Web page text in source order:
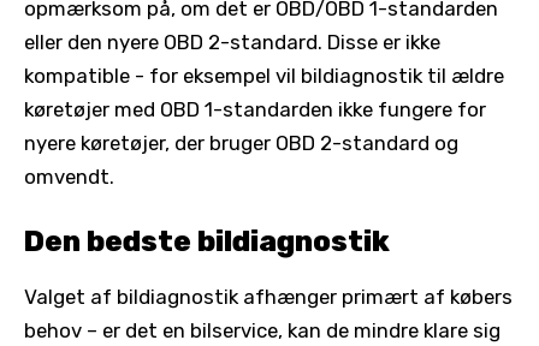
opmærksom på, om det er OBD/OBD 1-standarden
eller den nyere OBD 2-standard. Disse er ikke
kompatible - for eksempel vil bildiagnostik til ældre
køretøjer med OBD 1-standarden ikke fungere for
nyere køretøjer, der bruger OBD 2-standard og
omvendt.
Den bedste bildiagnostik
Valget af bildiagnostik afhænger primært af købers
behov – er det en bilservice, kan de mindre klare sig